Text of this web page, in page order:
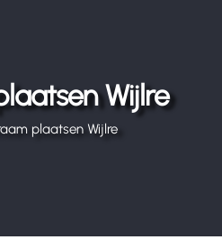
Wijlre
plaatsen Wijlre